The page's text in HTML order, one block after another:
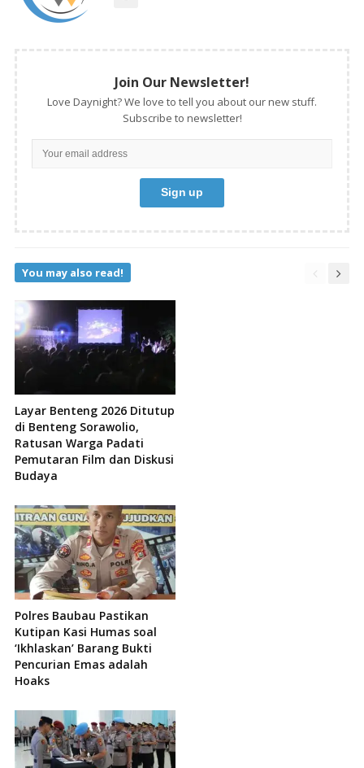
Join Our Newsletter!
Love Daynight? We love to tell you about our new stuff.
Subscribe to newsletter!
You may also read!
Layar Benteng 2026 Ditutup
di Benteng Sorawolio,
Ratusan Warga Padati
Pemutaran Film dan Diskusi
Budaya
Polres Baubau Pastikan
Kutipan Kasi Humas soal
‘Ikhlaskan’ Barang Bukti
Pencurian Emas adalah
Hoaks